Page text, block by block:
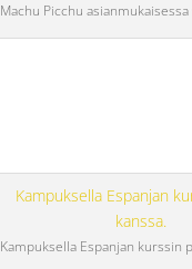
Machu Picchu
Kampuksella Espanjan kurssin